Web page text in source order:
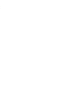
Kulturális
sok
és kulturális
célállomássá